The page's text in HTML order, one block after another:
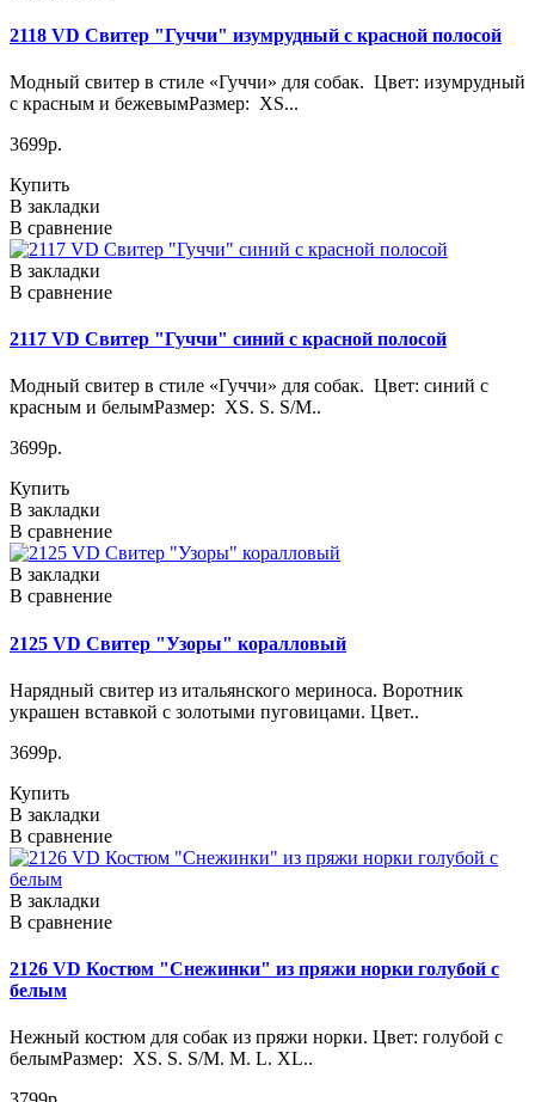
2118 VD Свитер "Гуччи" изумрудный с красной полосой
Модный свитер в стиле «Гуччи» для собак. Цвет: изумрудный
с красным и бежевымРазмер: XS...
3699р.
Купить
В закладки
В сравнение
В закладки
В сравнение
2117 VD Свитер "Гуччи" синий с красной полосой
Модный свитер в стиле «Гуччи» для собак. Цвет: синий с
красным и белымРазмер: XS. S. S/M..
3699р.
Купить
В закладки
В сравнение
В закладки
В сравнение
2125 VD Свитер "Узоры" коралловый
Нарядный свитер из итальянского мериноса. Воротник
украшен вставкой с золотыми пуговицами. Цвет..
3699р.
Купить
В закладки
В сравнение
В закладки
В сравнение
2126 VD Костюм "Снежинки" из пряжи норки голубой с
белым
Нежный костюм для собак из пряжи норки. Цвет: голубой с
белымРазмер: XS. S. S/M. M. L. XL..